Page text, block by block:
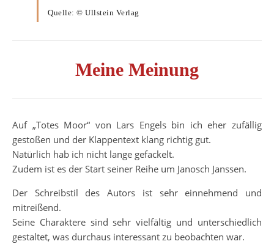
Quelle: © Ullstein Verlag
Meine Meinung
Auf „Totes Moor“ von Lars Engels bin ich eher zufällig
gestoßen und der Klappentext klang richtig gut.
Natürlich hab ich nicht lange gefackelt.
Zudem ist es der Start seiner Reihe um Janosch Janssen.
Der Schreibstil des Autors ist sehr einnehmend und
mitreißend.
Seine Charaktere sind sehr vielfältig und unterschiedlich
gestaltet, was durchaus interessant zu beobachten war.